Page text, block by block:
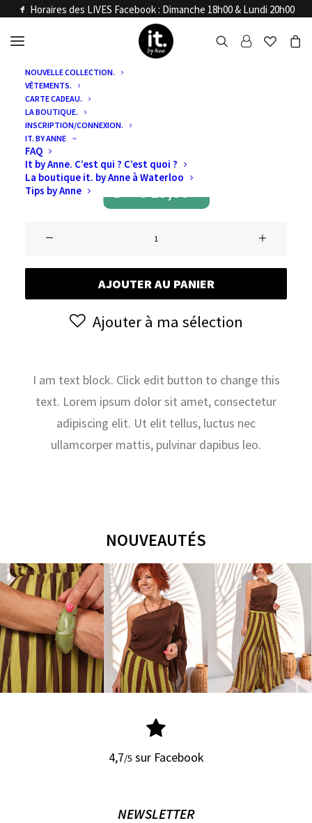
Horaires des LIVES Facebook : Dimanche 18h00 & Lundi 20h00
NOUVELLE COLLECTION.
VÊTEMENTS.
CARTE CADEAU.
LA BOUTIQUE.
INSCRIPTION/CONNEXION.
IT. BY ANNE
FAQ
It by Anne. C’est qui ? C’est quoi ?
La boutique it. by Anne à Waterloo
Tips by Anne
Accueil Articles LIVE
VIDE DRESSING
NUMERO 3
€19,00
VIDE
DRESSING
Numero
3
AJOUTER AU PANIER
Ajouter à ma sélection
I am text block. Click edit button to change this
text. Lorem ipsum dolor sit amet, consectetur
adipiscing elit. Ut elit tellus, luctus nec
ullamcorper mattis, pulvinar dapibus leo.
NOUVEAUTÉS
4,7/5 sur Facebook
NEWSLETTER